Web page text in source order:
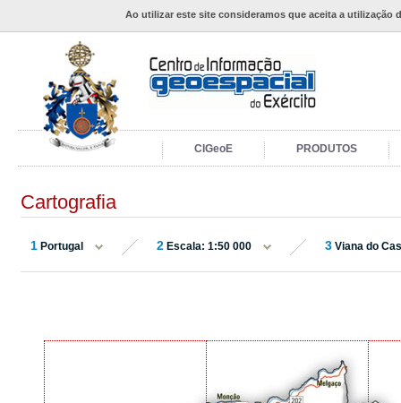
Ao utilizar este site consideramos que aceita a utilização
CIGeoE PRODUTOS
Cartografia
1 Portugal 2 Escala: 1:50 000 3 Viana do